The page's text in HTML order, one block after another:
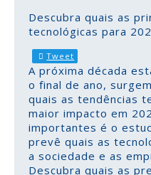
Descubra quais as
tecnológicas para
Tweet
A próxima década
o final de ano,
quais as tendências
maior impacto em
importantes é o
prevê quais as
a sociedade e as
Descubra quais as